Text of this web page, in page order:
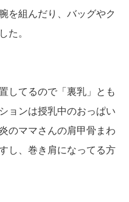
を組んだり、バッグやク
た。
してるので「裏乳」とも
ョンは授乳中のおっぱい
のママさんの肩甲骨まわ
し、巻き肩になってる方